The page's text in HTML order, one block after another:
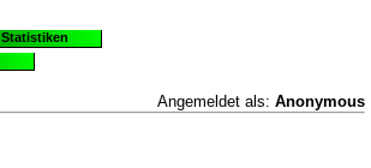
Statistiken
Angemeldet als: Anonymous